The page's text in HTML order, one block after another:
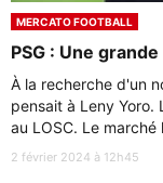
MERCATO FOOTBALL
PSG : Une
À la recherche d'un
pensait à Leny Yoro.
au LOSC. Le
2 février 2024 à 12h45